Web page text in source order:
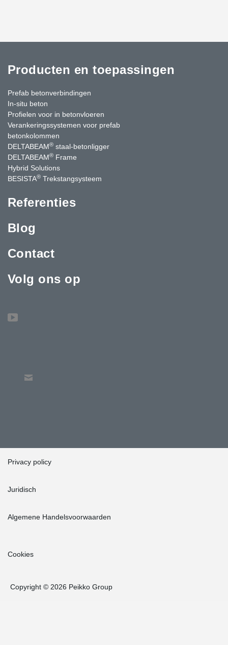
Producten en toepassingen
Prefab betonverbindingen
In-situ beton
Profielen voor in betonvloeren
Verankeringssystemen voor prefab
betonkolommen
DELTABEAM® staal-betonligger
DELTABEAM® Frame
Hybrid Solutions
BESISTA® Trekstangsysteem
Referenties
Blog
Contact
Volg ons op
Privacy policy
Juridisch
Algemene Handelsvoorwaarden
Cookies
Copyright © 2026 Peikko Group